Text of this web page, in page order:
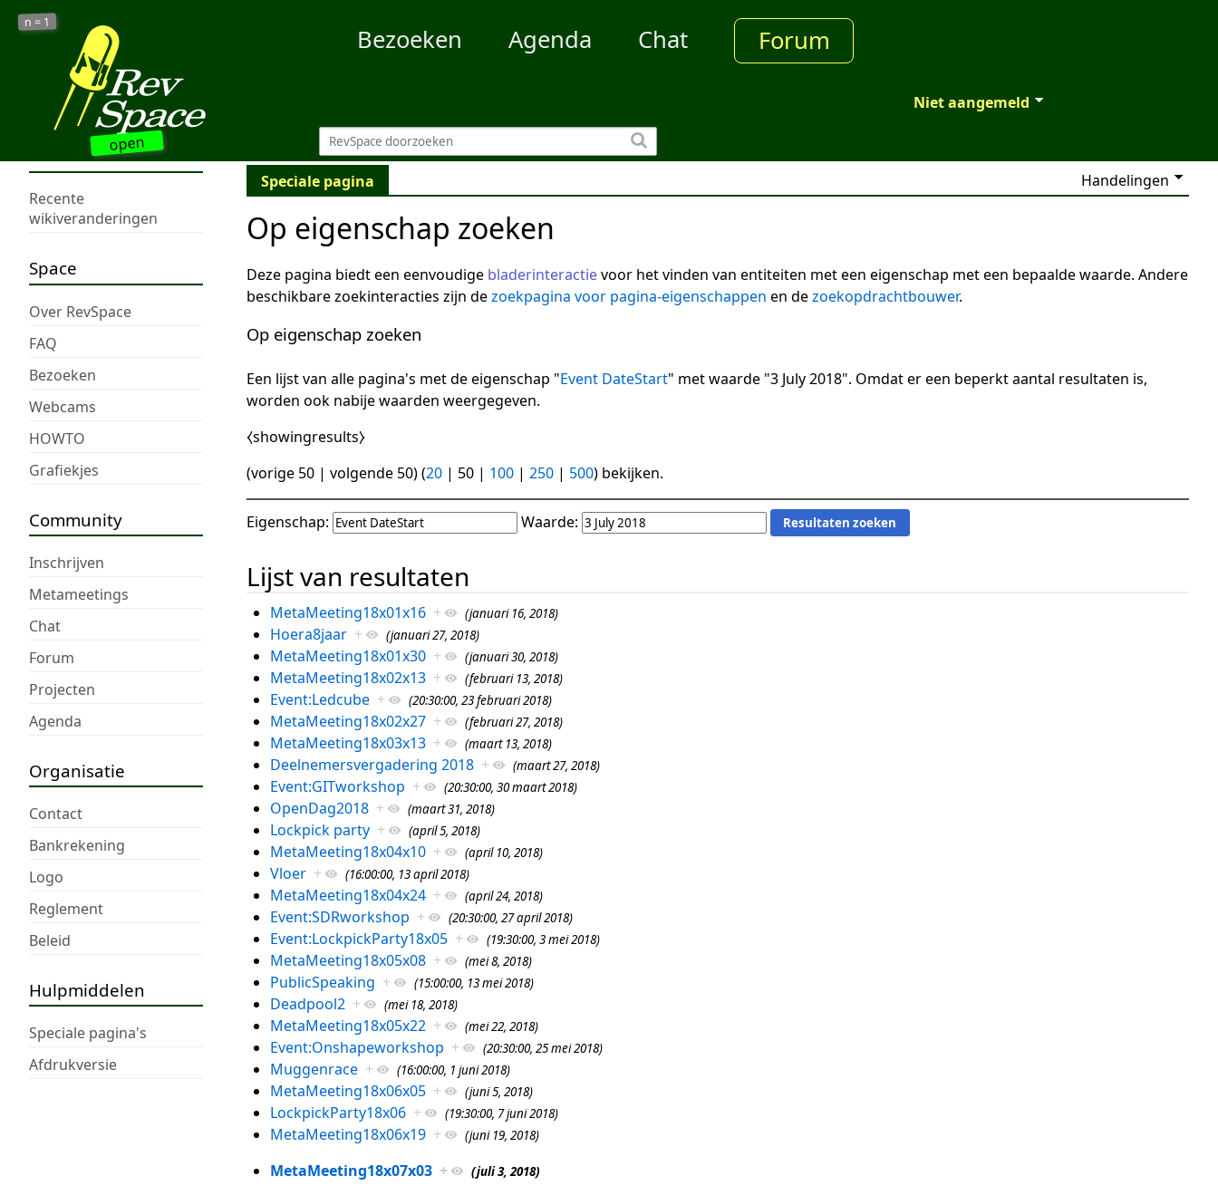
open
n = 1
Bezoeken Agenda Chat Forum
Niet aangemeld
Recente
wikiveranderingen
Space
Over RevSpace
FAQ
Bezoeken
Webcams
HOWTO
Grafiekjes
Community
Inschrijven
Metameetings
Chat
Forum
Projecten
Agenda
Organisatie
Contact
Bankrekening
Logo
Reglement
Beleid
Hulpmiddelen
Speciale pagina's
Afdrukversie
Speciale pagina Handelingen
Op eigenschap zoeken
Deze pagina biedt een eenvoudige bladerinteractievoor het vinden van entiteiten met een eigenschap met een bepaalde waarde. Andere
beschikbare zoekinteracties zijn dezoekpagina voor pagina-eigenschappen en dezoekopdrachtbouwer.
Op eigenschap zoeken
Een lijst van alle pagina's met de eigenschap "Event DateStart" met waarde "3 July 2018". Omdat er een beperkt aantal resultaten is,
worden ook nabije waarden weergegeven.
⧼showingresults⧽
(vorige 50 | volgende 50) (20 | 50 | 100 | 250 | 500) bekijken.
Eigenschap: Waarde:
Lijst van resultaten
MetaMeeting18x01x16 + (januari 16, 2018)
Hoera8jaar + (januari 27, 2018)
MetaMeeting18x01x30 + (januari 30, 2018)
MetaMeeting18x02x13 + (februari 13, 2018)
Event:Ledcube + (20:30:00, 23 februari 2018)
MetaMeeting18x02x27 + (februari 27, 2018)
MetaMeeting18x03x13 + (maart 13, 2018)
Deelnemersvergadering 2018 + (maart 27, 2018)
Event:GITworkshop + (20:30:00, 30 maart 2018)
OpenDag2018 + (maart 31, 2018)
Lockpick party + (april 5, 2018)
MetaMeeting18x04x10 + (april 10, 2018)
Vloer + (16:00:00, 13 april 2018)
MetaMeeting18x04x24 + (april 24, 2018)
Event:SDRworkshop + (20:30:00, 27 april 2018)
Event:LockpickParty18x05 + (19:30:00, 3 mei 2018)
MetaMeeting18x05x08 + (mei 8, 2018)
PublicSpeaking + (15:00:00, 13 mei 2018)
Deadpool2 + (mei 18, 2018)
MetaMeeting18x05x22 + (mei 22, 2018)
Event:Onshapeworkshop + (20:30:00, 25 mei 2018)
Muggenrace + (16:00:00, 1 juni 2018)
MetaMeeting18x06x05 + (juni 5, 2018)
LockpickParty18x06 + (19:30:00, 7 juni 2018)
MetaMeeting18x06x19 + (juni 19, 2018)
MetaMeeting18x07x03 + (juli 3, 2018)